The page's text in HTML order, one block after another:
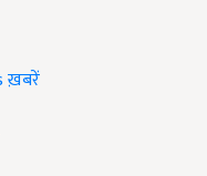
ख़बरें